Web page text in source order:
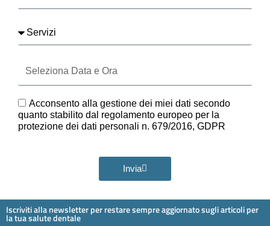
Servizi
Data
e
GDPR
Acconsento alla gestione dei miei dati secondo
quanto stabilito dal regolamento europeo per la
protezione dei dati personali n. 679/2016, GDPR
Invia
Iscriviti alla newsletter per restare sempre aggiornato sugli articoli per
la tua salute dentale